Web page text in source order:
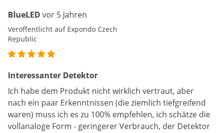
BlueLED vor 5 Jahren
Veröffentlicht auf Expondo Czech
Republic
Interessanter Detektor
Ich habe dem Produkt nicht wirklich vertraut, aber
nach ein paar Erkenntnissen (die ziemlich tiefgreifend
waren) muss ich es zu 100% empfehlen, ich schätze die
vollanaloge Form - geringerer Verbrauch, der Detektor